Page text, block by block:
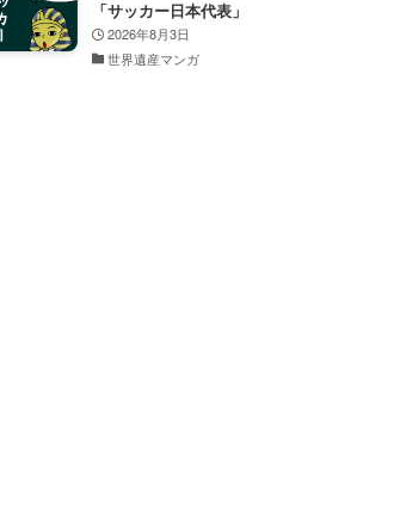
「サッカー日本代表」
2026年8月3日
世界遺産マンガ